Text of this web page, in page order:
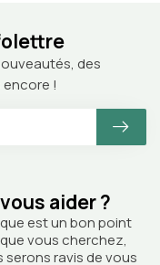
aider ?
est un bon point
vous cherchez,
ravis de vous
des
!